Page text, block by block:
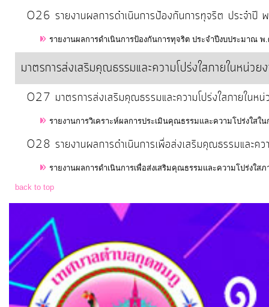
O26 รายงานผลการดำเนินการป้องกันการทุจริต ประจำ
รายงานผลการดำเนินการป้องกันการทุจริต ประจำปีงบประมาณ
มาตรการส่งเสริมคุณธรรมและความโปร่งใสภายในหน่วย
O27 มาตรการส่งเสริมคุณธรรมและความโปร่งใสภายในหน่
รายงานการวิเคราะห์ผลการประเมินคุณธรรมและความโปร่งใส
O28 รายงานผลการดำเนินการเพื่อส่งเสริมคุณธรรมและ
รายงานผลการดำเนินการเพื่อส่งเสริมคุณธรรมและความโปร่งใส
back to top